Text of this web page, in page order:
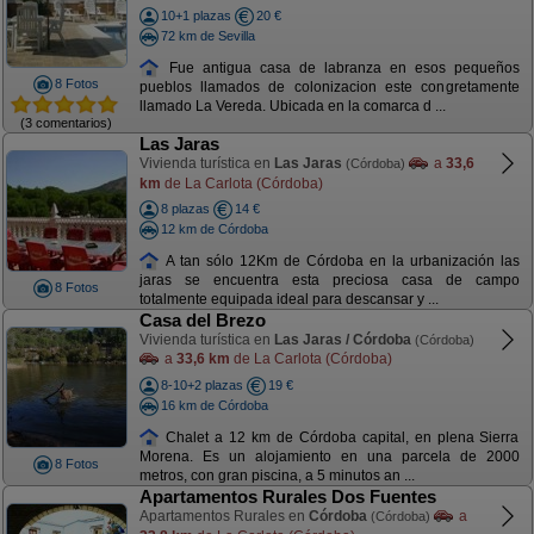
8 Fotos
(3 comentarios)
10+1 plazas
20 €
72 km de Sevilla
Fue antigua casa de labranza en esos pequeños
pueblos llamados de colonizacion este congretamente
llamado La Vereda. Ubicada en la comarca d ...
8 Fotos
Las Jaras
Vivienda turística en Las Jaras (Córdoba) a 33,6
km de La Carlota (Córdoba)
8 plazas
14 €
12 km de Córdoba
A tan sólo 12Km de Córdoba en la urbanización las
jaras se encuentra esta preciosa casa de campo
totalmente equipada ideal para descansar y ...
8 Fotos
Casa del Brezo
Vivienda turística en Las Jaras / Córdoba (Córdoba)
a 33,6 km de La Carlota (Córdoba)
8-10+2 plazas
19 €
16 km de Córdoba
Chalet a 12 km de Córdoba capital, en plena Sierra
Morena. Es un alojamiento en una parcela de 2000
metros, con gran piscina, a 5 minutos an ...
Apartamentos Rurales Dos Fuentes
Apartamentos Rurales en Córdoba (Córdoba)
a